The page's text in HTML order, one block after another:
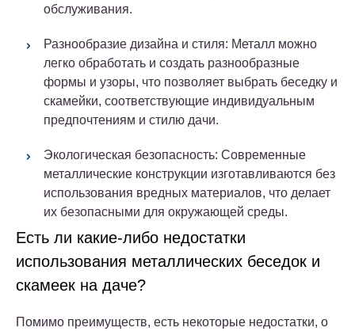
обслуживания.
Разнообразие дизайна и стиля: Металл можно
легко обработать и создать разнообразные
формы и узоры, что позволяет выбрать беседку и
скамейки, соответствующие индивидуальным
предпочтениям и стилю дачи.
Экологическая безопасность: Современные
металлические конструкции изготавливаются без
использования вредных материалов, что делает
их безопасными для окружающей среды.
Есть ли какие-либо недостатки
использования металлических беседок и
скамеек на даче?
Помимо преимуществ, есть некоторые недостатки, о